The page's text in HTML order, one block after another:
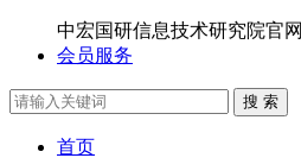
中宏国研信息技术研究院官网
会员服务
搜 索
首页